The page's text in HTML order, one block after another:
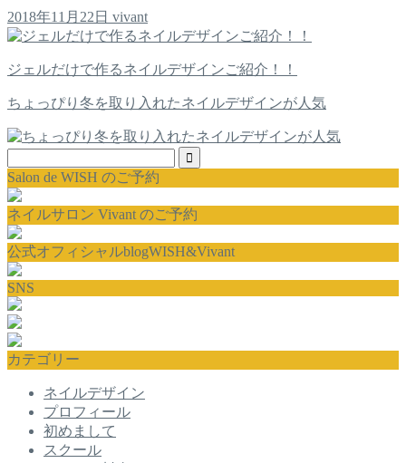
2018年11月22日 vivant
ジェルだけで作るネイルデザインご紹介！！
ちょっぴり冬を取り入れたネイルデザインが人気
Salon de WISH のご予約
ネイルサロン Vivant のご予約
公式オフィシャルblogWISH&Vivant
SNS
カテゴリー
ネイルデザイン
プロフィール
初めまして
スクール